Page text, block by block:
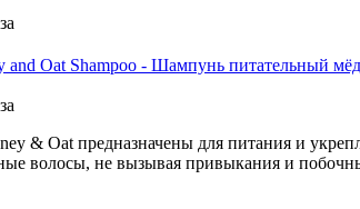
and Oat Shampoo - Шампунь питательный
& Oat предназначены для питания и
волосы, не вызывая привыкания и